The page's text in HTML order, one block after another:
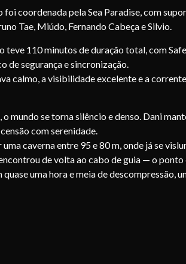
foi coordenada pela Sea Paradise, com
Tae, Miúdo, Fernando Cabeça e Silvio.
teve 110 minutos de duração total, com
de segurança e sincronização.
calmo, a visibilidade excelente e a
o mundo se torna silêncio e denso. Dani
com serenidade.
uma caverna entre 95 e 80 m, onde já se
de volta ao cabo de guia — o
quase uma hora e meia de